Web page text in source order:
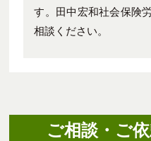
す。田中宏和社会保険
相談ください。
ご相談・ご